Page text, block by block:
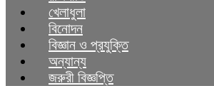
খেলাধুলা
বিনোদন
বিজ্ঞান ও প্রযুক্তি
অন্যান্য
জরুরী বিজ্ঞপ্তি